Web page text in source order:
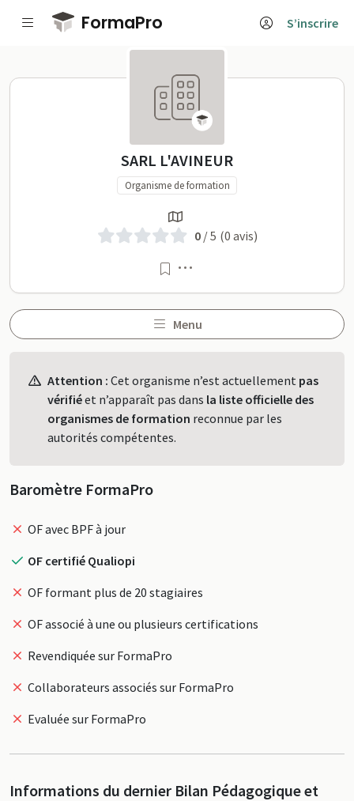
Passer au contenu principal
FormaPro S’inscrire
SARL L'AVINEUR sur
SARL L'AVINEUR
Organisme de formation
0/ 5 (0 avis)
Menu
Attention : Cet organisme n’est actuellement pas
vérifiéet n’apparaît pas dans la liste officielle des
organismes de formation reconnue par les
autorités compétentes.
Baromètre FormaPro
OF avec BPF à jour
OF certifié Qualiopi
OF formant plus de 20 stagiaires
OF associé à une ou plusieurs certifications
Revendiquée sur FormaPro
Collaborateurs associés sur FormaPro
Evaluée sur FormaPro
Informations du dernier Bilan Pédagogique et